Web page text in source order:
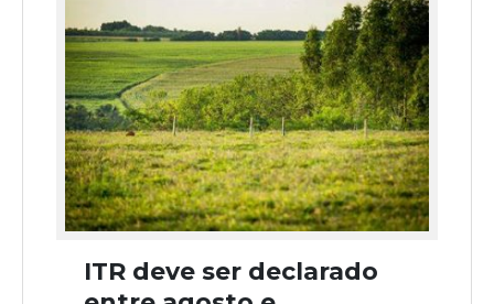
ITR deve ser declarado